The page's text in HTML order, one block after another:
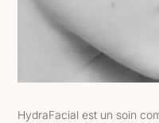
HydraFacial est un soin